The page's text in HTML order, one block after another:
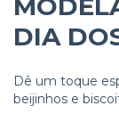
DIA
Dê um toque
beijinhos e